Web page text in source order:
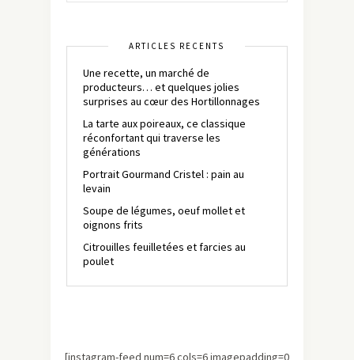
ARTICLES RÉCENTS
Une recette, un marché de
producteurs… et quelques jolies
surprises au cœur des Hortillonnages
La tarte aux poireaux, ce classique
réconfortant qui traverse les
générations
Portrait Gourmand Cristel : pain au
levain
Soupe de légumes, oeuf mollet et
oignons frits
Citrouilles feuilletées et farcies au
poulet
[instagram-feed num=6 cols=6 imagepadding=0